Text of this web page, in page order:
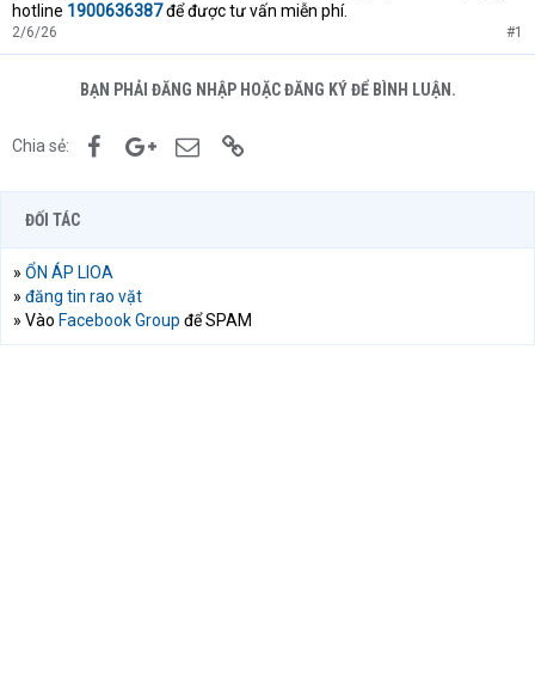
hotline 1900636387để được tư vấn miễn phí.
2/6/26 #1
BẠN PHẢI ĐĂNG NHẬP HOẶC ĐĂNG KÝ ĐỂ BÌNH LUẬN.
Chia sẻ: FacebookGoogle+Email
ĐỐI TÁC
» ỔN ÁP LIOA
» đăng tin rao vặt
» Vào Facebook Group để SPAM